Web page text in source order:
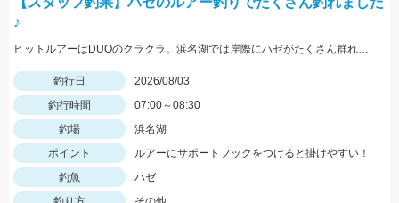
♪
ヒットルアーはDUOのクラクラ。浜名湖では岸際にハゼがたくさん群れているのが見えます。ハゼ用のルアーを底に当てながらゆっくり巻くだけ！ハゼがたくさんアタックしてきて面白いです。
釣行日
2026/08/03
釣行時間
07:00～08:30
釣場
浜名湖
ポイント
ルアーにサポートフックをつけると掛けやすい！
釣魚
ハゼ